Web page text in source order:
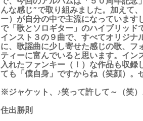
んな感じ″で取り組みました。加えて
ー）が自分の中で主流になっています
で「歌とソロギター」のハイブリッド
インスト３の９曲で、すべてオリジナ
に、歌謡曲に少し寄せた感じの歌、フ
ティーに富んでいると思います。イン
入れたファンキー（！）な作品も収
ても「僕自身」ですからね（笑顔）。
※ジャケット、♪笑って許して～（笑）
住出勝則